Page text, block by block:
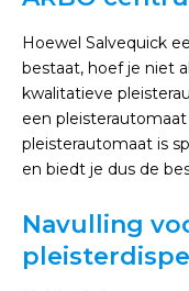
Hoewel Salvequick
bestaat, hoef je niet
kwalitatieve
een
pleisterautomaat is
en biedt je dus de
Navulling